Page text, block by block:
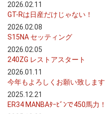
2026.02.11
GT-Rは日産だけじゃない！
2026.02.08
S15NA セッティング
2026.02.05
240ZG レストアスタート
2026.01.11
今年もよろしくお願い致します
2025.12.21
ER34 MANBAﾀｰﾋﾞﾝで450馬力！